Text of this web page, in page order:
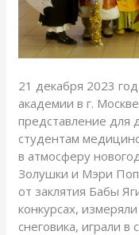
21 декабря 2023
академии в г.
представление для
студентам
в атмосферу
Золушки и Мэри
от заклятия Бабы
конкурсах,
снеговика, играли